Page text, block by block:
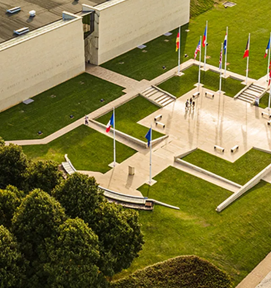
MÉMORIAL DE CAEN